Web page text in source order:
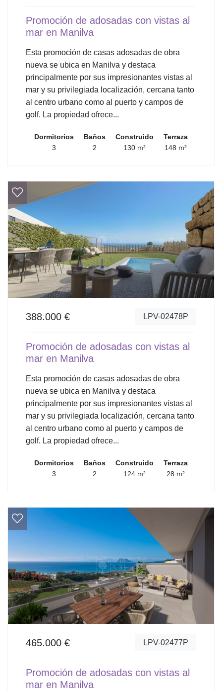
Promoción de adosadas con vistas al
mar en Manilva
Esta promoción de casas adosadas de obra
nueva se ubica en Manilva y destaca
principalmente por sus impresionantes vistas al
mar y su privilegiada localización, cercana tanto
al centro urbano como al puerto y campos de
golf. La propiedad ofrece...
Dormitorios
3
Baños
2
Construido
130 m²
Terraza
148 m²
388.000 € LPV-02478P
Promoción de adosadas con vistas al
mar en Manilva
Esta promoción de casas adosadas de obra
nueva se ubica en Manilva y destaca
principalmente por sus impresionantes vistas al
mar y su privilegiada localización, cercana tanto
al centro urbano como al puerto y campos de
golf. La propiedad ofrece...
Dormitorios
3
Baños
2
Construido
124 m²
Terraza
28 m²
465.000 € LPV-02477P
Promoción de adosadas con vistas al
mar en Manilva